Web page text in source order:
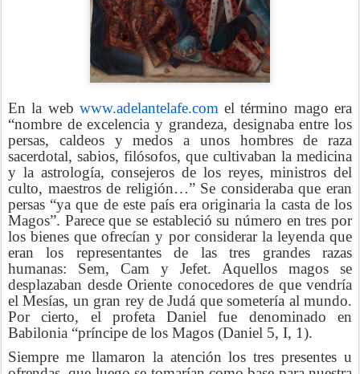
En la web www.adelantelafe.com el término mago era
“nombre de excelencia y grandeza, designaba entre los
persas, caldeos y medos a unos hombres de raza
sacerdotal, sabios, filósofos, que cultivaban la medicina
y la astrología, consejeros de los reyes, ministros del
culto, maestros de religión…” Se consideraba que eran
persas “ya que de este país era originaria la casta de los
Magos”. Parece que se estableció su número en tres por
los bienes que ofrecían y por considerar la leyenda que
eran los representantes de las tres grandes razas
humanas: Sem, Cam y Jefet. Aquellos magos se
desplazaban desde Oriente conocedores de que vendría
el Mesías, un gran rey de Judá que sometería al mundo.
Por cierto, el profeta Daniel fue denominado en
Babilonia “príncipe de los Magos (Daniel 5, I, 1).
Siempre me llamaron la atención los tres presentes u